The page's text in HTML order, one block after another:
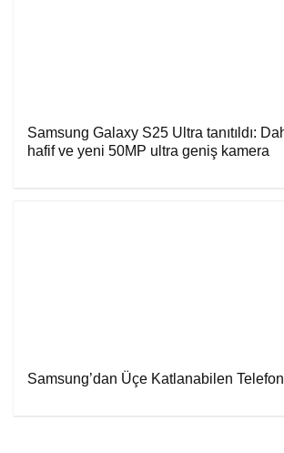
Samsung Galaxy S25 Ultra tanıtıldı:
hafif ve yeni 50MP ultra geniş kamera
Samsung’dan Üçe Katlanabilen